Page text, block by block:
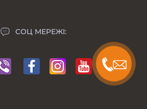
СОЦ МЕРЕЖІ: